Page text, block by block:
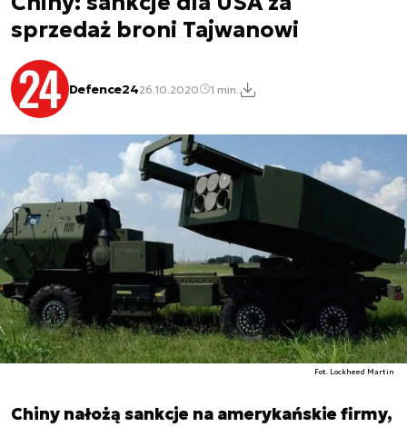
sprzedaż broni Tajwanowi
Defence2426.10.2020 1 min.
Fot. Lockheed Martin
Chiny nałożą sankcje na amerykańskie firmy,